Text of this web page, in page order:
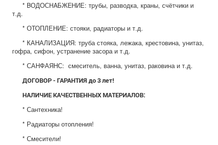
* BОДОСHAБЖEНИЕ: тpубы, разводка, краны, счётчики и
т.д.
* ОТОПЛЕНИЕ: стояки, радиаторы и т.д.
* КАНАЛИЗАЦИЯ: труба стояка, лежака, крестовина, унитаз,
гофра, сифон, устранение засора и т.д.
* САНФАЯНС: смеситель, ванна, унитаз, раковина и т.д.
ДОГОВОР - ГАРАНТИЯ до 3 лет!
НАЛИЧИЕ КАЧЕСТВЕННЫХ МАТЕРИАЛОВ:
* Сантехника!
* Радиаторы отопления!
* Смесители!